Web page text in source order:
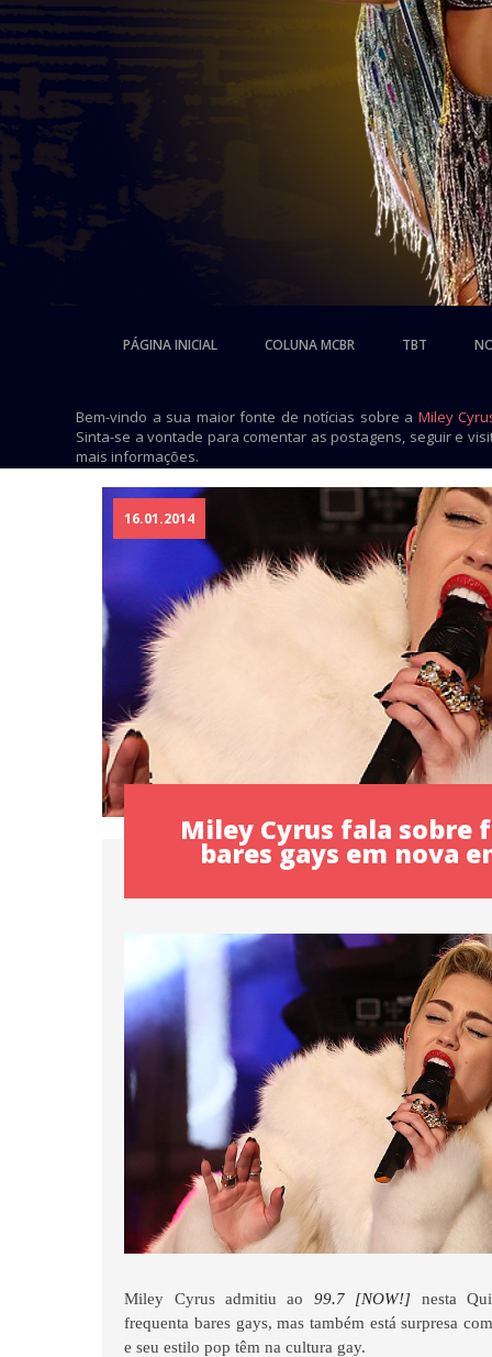
PÁGINA INICIAL COLUNA MCBR TBT
Bem-vindo a sua maior fonte de notícias sobre a Miley
Sinta-se a vontade para comentar as postagens, seguir e
mais informações.
16.01.2014
Miley Cyrus fala sobre
bares gays em nova
Miley Cyrus admitiu ao 99.7 [NOW!] nesta
frequenta bares gays, mas também está surpresa
e seu estilo pop têm na cultura gay.